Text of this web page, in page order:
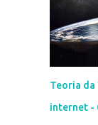
Teoria da
internet -